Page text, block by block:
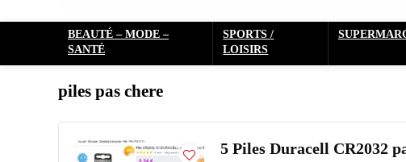
BEAUTÉ – MODE –
SANTÉ
SPORTS /
LOISIRS
piles pas chere
5 Piles Duracell CR2032